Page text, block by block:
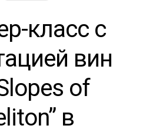
класс c
вин
of
в